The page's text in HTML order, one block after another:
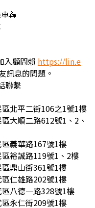
🛵
入顧問賴 https://lin.e
訊息的問題。
聯繫
北平二街106之1號1樓
大順二路612號1、2、
義華路167號1樓
裕誠路119號1、2樓
鼎山街361號1樓
仁雄路202號1樓
八德一路328號1樓
永仁街209號1樓